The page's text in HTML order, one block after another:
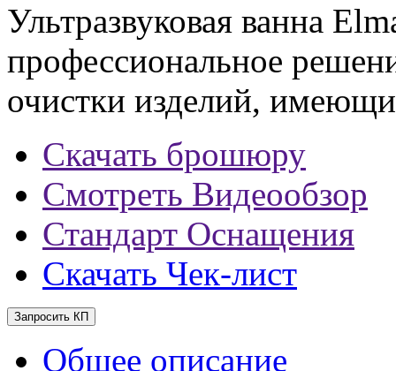
Ультразвуковая ванна
профессиональное
очистки изделий,
Скачать брошюру
Смотреть Видеообзор
Стандарт Оснащения
Скачать Чек-лист
Запросить КП
Общее описание